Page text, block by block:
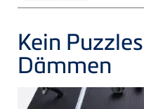
Kein
Dämmen